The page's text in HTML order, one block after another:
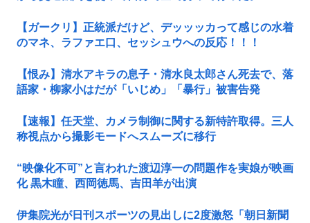
【ガークリ】正統派だけど、デッッッカって感じの水着
のマネ、ラファエ口、セッシュウへの反応！！！
【恨み】清水アキラの息子・清水良太郎さん死去で、落
語家・柳家小はだが「いじめ」「暴行」被害告発
【速報】任天堂、カメラ制御に関する新特許取得。三人
称視点から撮影モードへスムーズに移行
“映像化不可”と言われた渡辺淳一の問題作を実娘が映画
化 黒木瞳、西岡徳馬、吉田羊が出演
伊集院光が日刊スポーツの見出しに2度激怒「朝日新聞